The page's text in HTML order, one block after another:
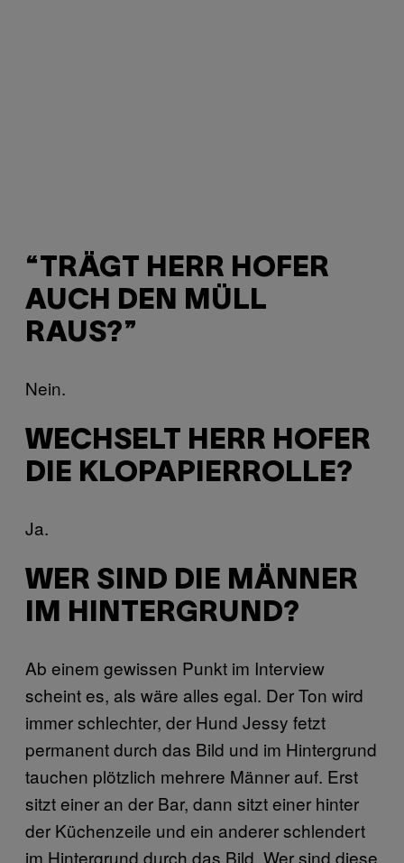
“TRÄGT HERR HOFER
AUCH DEN MÜLL
RAUS?”
Nein.
WECHSELT HERR HOFER
DIE KLOPAPIERROLLE?
Ja.
WER SIND DIE MÄNNER
IM HINTERGRUND?
Ab einem gewissen Punkt im Interview
scheint es, als wäre alles egal. Der Ton wird
immer schlechter, der Hund Jessy fetzt
permanent durch das Bild und im Hintergrund
tauchen plötzlich mehrere Männer auf. Erst
sitzt einer an der Bar, dann sitzt einer hinter
der Küchenzeile und ein anderer schlendert
im Hintergrund durch das Bild. Wer sind diese